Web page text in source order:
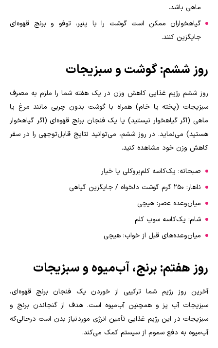
ماهی باشد.
گیاهخواران ممکن است گوشت را با پنیر، توفو و برنج قهوه‌ای
جایگزین کنند.
روز ششم: گوشت و سبزیجات
روز ششم رژیم غذایی کاهش وزن در یک هفته شما را ملزم به مصرف
سبزیجات (پخته یا خام) همراه با گوشت بدون چربی مانند مرغ یا
ماهی (اگر گیاهخوار نیستید) یا یک فنجان برنج قهوه‌ای (اگر گیاهخوار
هستید) می‌نماید. در روز ششم، می‌توانید نتایج قابل‌توجهی را در سفر
کاهش وزن خود مشاهده کنید.
صبحانه: یک‌کاسه کلم‌بروکلی یا خیار
ناهار: 250 گرم گوشت دلخواه / جایگزین گیاهی
میان‌وعده عصر: هیچی
شام: یک‌کاسه سوپ کلم
میان‌وعده‌های قبل از خواب: هیچی
روز هفتم: برنج، آب‌میوه و سبزیجات
آخرین روز رژیم شما ترکیبی از خوردن یک فنجان برنج قهوه‌ای،
سبزیجات آب پز و همچنین آب‌میوه است. هدف از گنجاندن برنج و
سبزیجات در این رژیم غذایی تأمین انرژی موردنیاز بدن است درحالی‌که
آب‌میوه به دفع سموم از سیستم کمک می‌کند.